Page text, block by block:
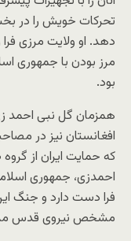
تحرکات خویش را در
دهد. او ولایت مرزی
مرز بودن با جمهوری
بود.
همزمان گل نبی احمد
افغانستان نیز در
که حمایت ایران از
احمدزی، جمهوری
فرا دست دارد و جنگ
مشخص نیروی قدس